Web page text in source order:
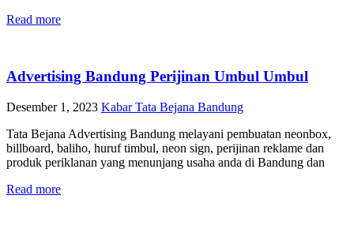
Read more
Advertising Bandung Perijinan Umbul Umbul
Desember 1, 2023 Kabar Tata Bejana Bandung
Tata Bejana Advertising Bandung melayani pembuatan neonbox,
billboard, baliho, huruf timbul, neon sign, perijinan reklame dan
produk periklanan yang menunjang usaha anda di Bandung dan
Read more